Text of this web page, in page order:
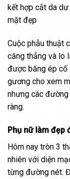
kết hợp cắt da
mặt đẹp
Cuộc phẫu thuật
căng thẳng và lo
được băng ép cố
gương cho xem
nhưng các
ràng.
Phụ nữ làm đẹp
Hôm nay tròn 3
nhiên với diện
từng đường nét.